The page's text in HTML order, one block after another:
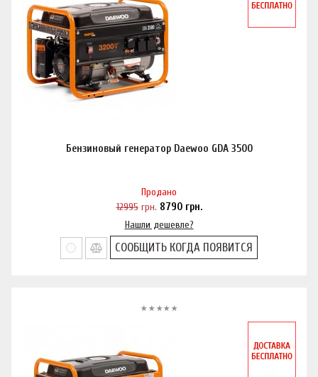
Бензиновый генератор Daewoo GDA 3500
Продано
12995грн. 8790грн.
Нашли дешевле?
СООБЩИТЬ КОГДА ПОЯВИТСЯ